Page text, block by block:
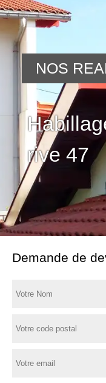
rive 47
NOS
Demande de